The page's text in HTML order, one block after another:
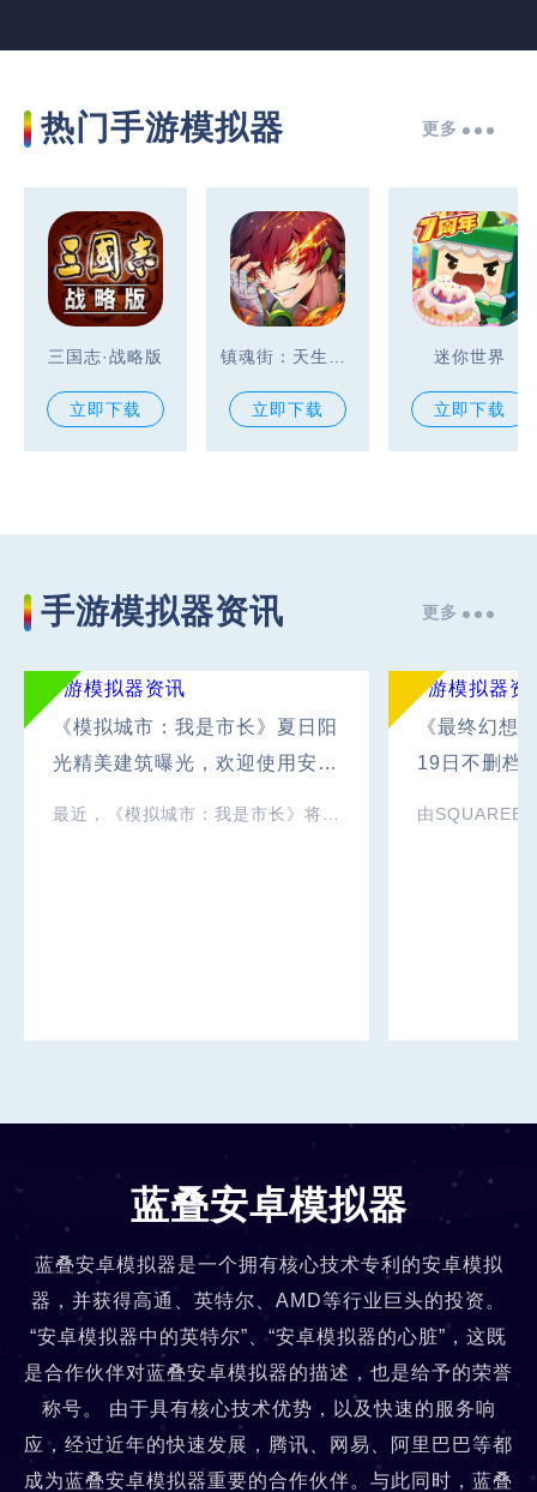
热门手游模拟器 更多
三国志·战略版
立即下载 立即下载
迷你世界
立即下载
手游模拟器资讯 更多
《模拟城市：我是市长》夏日阳
光精美建筑曝光，欢迎使用安卓
《最终幻想
19日不删档
蓝叠安卓模拟器
蓝叠安卓模拟器是一个拥有核心技术专利的安卓模拟
器，并获得高通、英特尔、AMD等行业巨头的投资。
“安卓模拟器中的英特尔”、“安卓模拟器的心脏”，这既
是合作伙伴对蓝叠安卓模拟器的描述，也是给予的荣誉
称号。 由于具有核心技术优势，以及快速的服务响
应，经过近年的快速发展，腾讯、网易、阿里巴巴等都
成为蓝叠安卓模拟器重要的合作伙伴。与此同时，蓝叠